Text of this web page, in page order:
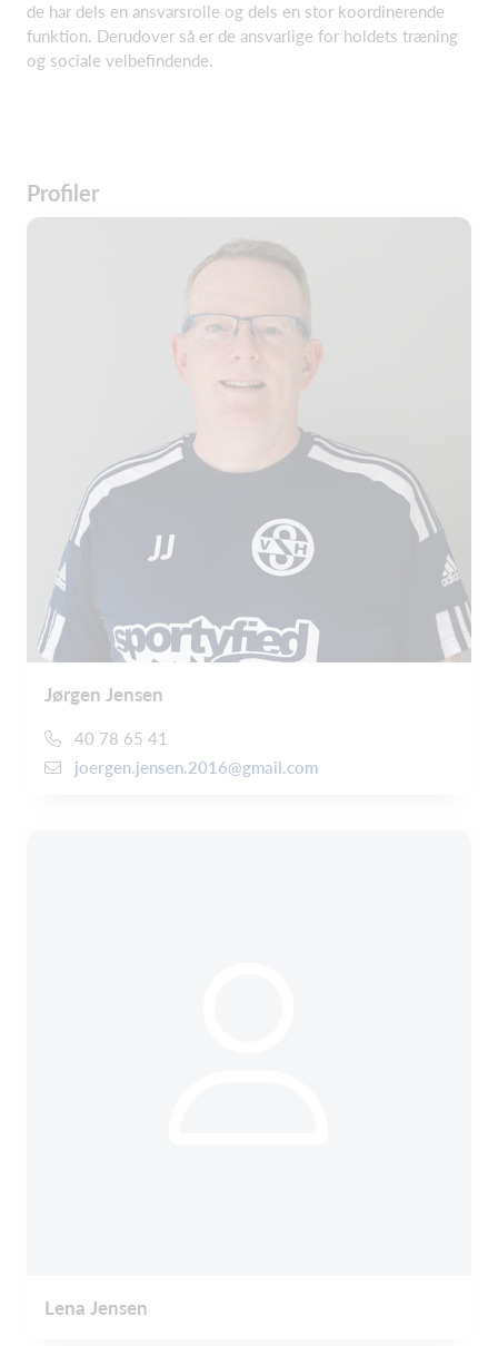
de har dels en ansvarsrolle og dels en stor koordinerende
funktion. Derudover så er de ansvarlige for holdets træning
og sociale velbefindende.
Profiler
Jørgen Jensen
40 78 65 41
joergen.jensen.2016@gmail.com
Lena Jensen